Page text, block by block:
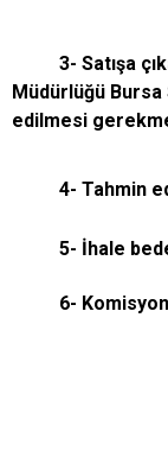
3- Satışa
Müdürlüğü
edilmesi
4- Tahmin
5- İhale bedeli
6- Komisyon